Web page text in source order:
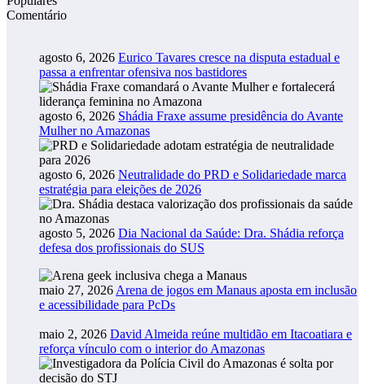
Comentário
agosto 6, 2026 Eurico Tavares cresce na disputa estadual e
passa a enfrentar ofensiva nos bastidores
agosto 6, 2026 Shádia Fraxe assume presidência do Avante
Mulher no Amazonas
agosto 6, 2026 Neutralidade do PRD e Solidariedade marca
estratégia para eleições de 2026
agosto 5, 2026 Dia Nacional da Saúde: Dra. Shádia reforça
defesa dos profissionais do SUS
maio 27, 2026 Arena de jogos em Manaus aposta em inclusão
e acessibilidade para PcDs
maio 2, 2026 David Almeida reúne multidão em Itacoatiara e
reforça vínculo com o interior do Amazonas